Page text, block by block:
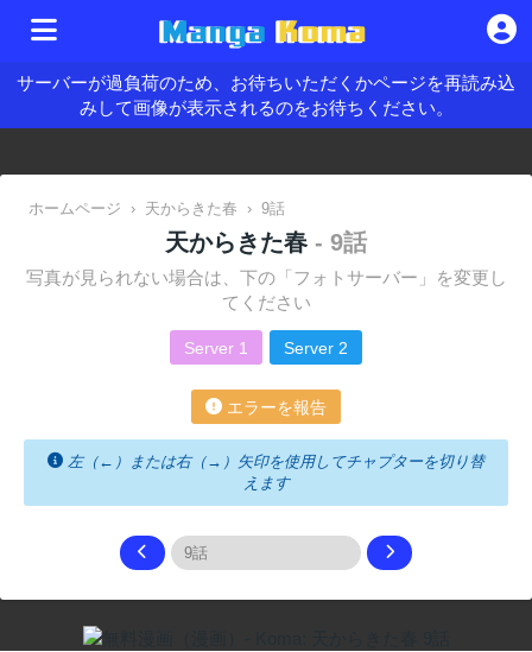
サーバーが過負荷のため、お待ちいただくかページを再読み込
みして画像が表示されるのをお待ちください。
ホームページ › 天からきた春 › 9話
天からきた春 - 9話
写真が見られない場合は、下の「フォトサーバー」を変更し
てください
Server 1 Server 2
エラーを報告
左（←）または右（→）矢印を使用してチャプターを切り替
えます